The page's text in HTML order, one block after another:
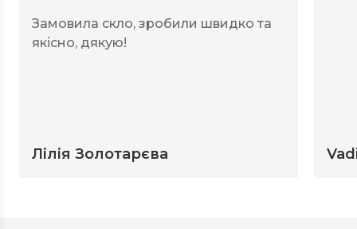
Замовила скло, зробили швидко та
якісно, дякую!
Лілія Золотарєва